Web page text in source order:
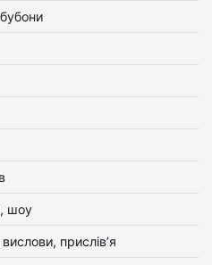
шоу
прислів’я